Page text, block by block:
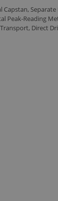
Peak-Reading
Direct